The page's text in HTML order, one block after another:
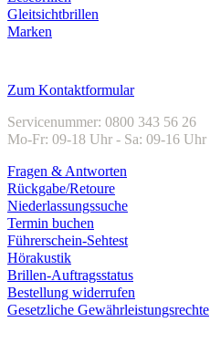
Gleitsichtbrillen
Marken
Zum Kontaktformular
Servicenummer: 0800 343 56 26
Mo-Fr: 09-18 Uhr - Sa: 09-16 Uhr
Fragen & Antworten
Rückgabe/Retoure
Niederlassungssuche
Termin buchen
Führerschein-Sehtest
Hörakustik
Brillen-Auftragsstatus
Bestellung widerrufen
Gesetzliche Gewährleistungsrechte